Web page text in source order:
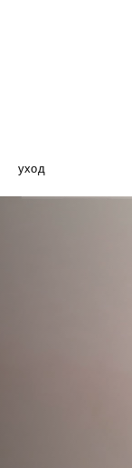
уход